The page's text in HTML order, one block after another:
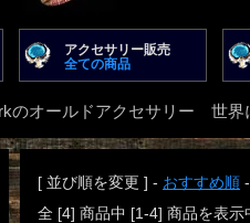
アクセサリー販売
全ての商品
のオールドアクセサリー 世
[ 並び順を変更 ] - おすすめ順
全 [4] 商品中 [1-4] 商品を表示